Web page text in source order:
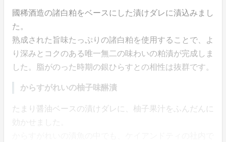
國稀酒造の諸白粕をベースにした漬けダレに漬込みまし
た。
熟成された旨味たっぷりの諸白粕を使用することで、よ
り深みとコクのある唯一無二の味わいの粕漬が完成しま
した。脂がのった時期の銀ひらすとの相性は抜群です。
からすがれいの柚子味醂漬
たまり醤油ベースの漬けダレに、柚子果汁をふんだんに
効かせました。